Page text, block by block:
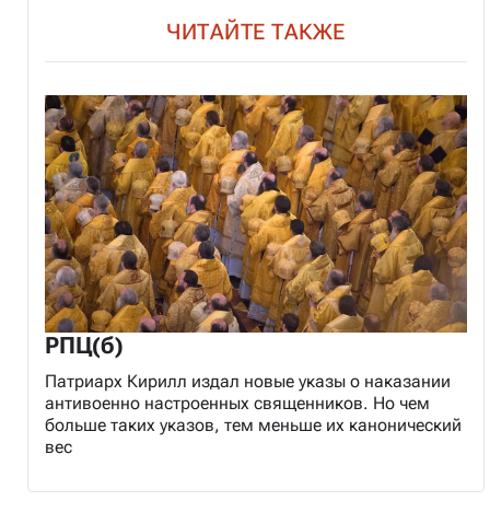
ЧИТАЙТЕ ТАКЖЕ
РПЦ(б)
Патриарх Кирилл издал новые указы о наказании
антивоенно настроенных священников. Но чем
больше таких указов, тем меньше их канонический
вес